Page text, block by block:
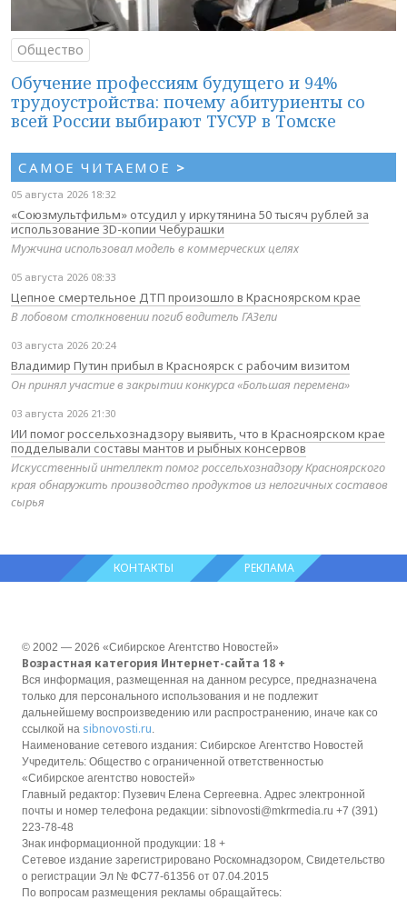
Общество
Обучение профессиям будущего и 94%
трудоустройства: почему абитуриенты со
всей России выбирают ТУСУР в Томске
САМОЕ ЧИТАЕМОЕ >
05 августа 2026 18:32
«Союзмультфильм» отсудил у иркутянина 50 тысяч рублей за
использование 3D-копии Чебурашки
Мужчина использовал модель в коммерческих целях
05 августа 2026 08:33
Цепное смертельное ДТП произошло в Красноярском крае
В лобовом столкновении погиб водитель ГАЗели
03 августа 2026 20:24
Владимир Путин прибыл в Красноярск с рабочим визитом
Он принял участие в закрытии конкурса «Большая перемена»
03 августа 2026 21:30
ИИ помог россельхознадзору выявить, что в Красноярском крае
подделывали составы мантов и рыбных консервов
Искусственный интеллект помог россельхознадзору Красноярского
края обнаружить производство продуктов из нелогичных составов
сырья
КОНТАКТЫ РЕКЛАМА
© 2002 — 2026 «Сибирское Агентство Новостей»
Возрастная категория Интернет-сайта 18 +
Вся информация, размещенная на данном ресурсе, предназначена
только для персонального использования и не подлежит
дальнейшему воспроизведению или распространению, иначе как со
ссылкой на sibnovosti.ru
Наименование сетевого издания: Сибирское Агентство Новостей
Учредитель: Общество с ограниченной ответственностью
«Сибирское агентство новостей»
Главный редактор: Пузевич Елена Сергеевна. Адрес электронной
почты и номер телефона редакции: sibnovosti@mkrmedia.ru +7 (391)
223-78-48
Знак информационной продукции: 18 +
Сетевое издание зарегистрировано Роскомнадзором, Свидетельство
о регистрации Эл № ФС77-61356 от 07.04.2015
По вопросам размещения рекламы обращайтесь: